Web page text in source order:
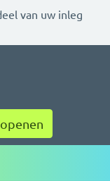
van uw inleg